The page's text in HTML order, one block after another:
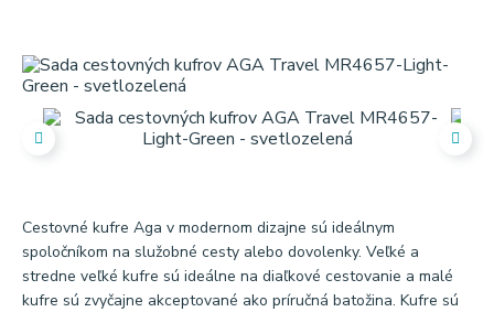
Cestovné kufre Aga v modernom dizajne sú ideálnym
spoločníkom na služobné cesty alebo dovolenky. Veľké a
stredne veľké kufre sú ideálne na diaľkové cestovanie a malé
kufre sú zvyčajne akceptované ako príručná batožina. Kufre sú